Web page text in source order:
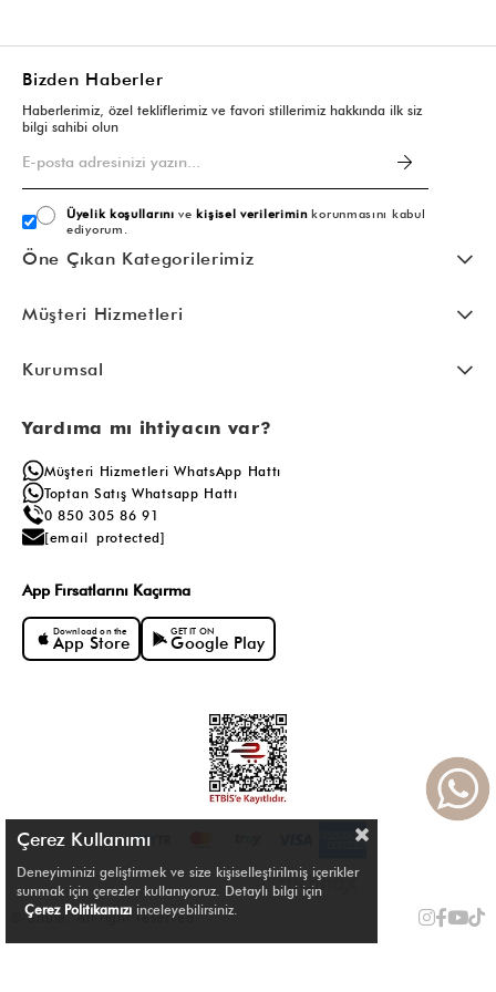
Bizden Haberler
Haberlerimiz, özel tekliflerimiz ve favori stillerimiz hakkında ilk siz
bilgi sahibi olun
Üyelik koşullarını vekişisel verileriminkorunmasını kabul
ediyorum.
Öne Çıkan Kategorilerimiz
Müşteri Hizmetleri
Kurumsal
Yardıma mı ihtiyacın var?
Müşteri Hizmetleri WhatsApp Hattı
Toptan Satış Whatsapp Hattı
0 850 305 86 91
[email protected]
App Fırsatlarını Kaçırma
Download on the
App Store
GET IT ON
Google Play
© Shule. All right reserved.
Çerez Kullanımı
Deneyiminizi geliştirmek ve size kişiselleştirilmiş içerikler
sunmak için çerezler kullanıyoruz. Detaylı bilgi için
Çerez Politikamızı inceleyebilirsiniz.